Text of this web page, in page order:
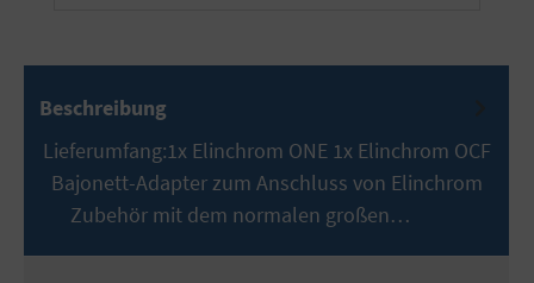
Beschreibung
Lieferumfang:1x Elinchrom ONE 1x Elinchrom OCF
Bajonett-Adapter zum Anschluss von Elinchrom
Zubehör mit dem normalen großen…